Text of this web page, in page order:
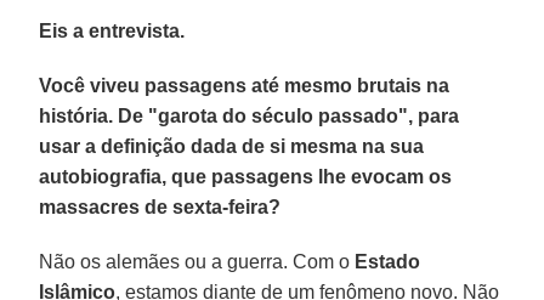
Eis a entrevista.
Você viveu passagens até mesmo brutais na
história. De "garota do século passado", para
usar a definição dada de si mesma na sua
autobiografia, que passagens lhe evocam os
massacres de sexta-feira?
Não os alemães ou a guerra. Com o Estado
Islâmico, estamos diante de um fenômeno novo. Não